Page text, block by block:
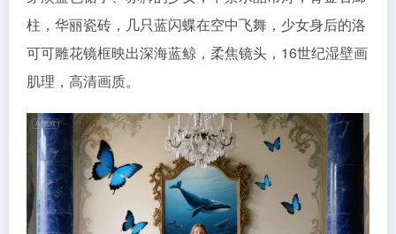
柱，华丽瓷砖，几只蓝闪蝶在空中飞舞，少女身后的洛
可可雕花镜框映出深海蓝鲸，柔焦镜头，16世纪湿壁画
肌理，高清画质。